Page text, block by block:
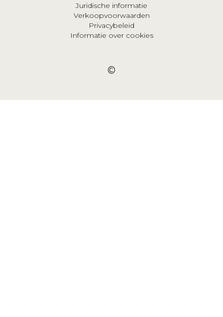
Juridische informatie
Verkoopvoorwaarden
Privacybeleid
Informatie over cookies
©